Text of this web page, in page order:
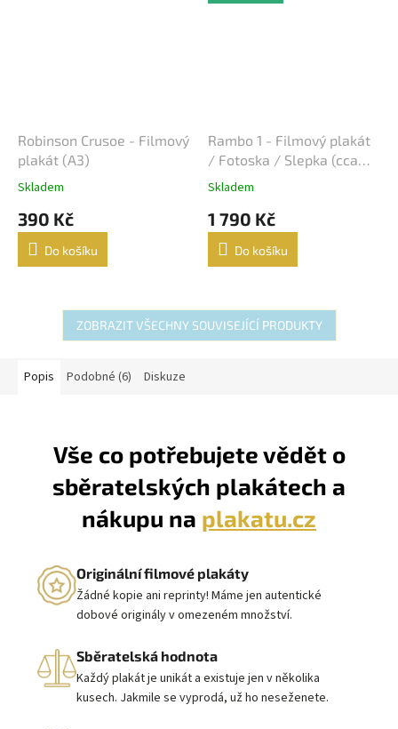
Robinson Crusoe - Filmový
plakát (A3)
Skladem
390 Kč
Do košíku
Rambo 1 - Filmový plakát
/ Fotoska / Slepka (cca
A4)
Skladem
1 790 Kč
Do košíku
ZOBRAZIT VŠECHNY SOUVISEJÍCÍ PRODUKTY
Popis Podobné (6) Diskuze
Vše co potřebujete vědět o
sběratelských plakátech a
nákupu na plakatu.cz
Originální filmové plakáty
Žádné kopie ani reprinty! Máme jen autentické
dobové originály v omezeném množství.
Sběratelská hodnota
Každý plakát je unikát a existuje jen v několika
kusech. Jakmile se vyprodá, už ho neseženete.